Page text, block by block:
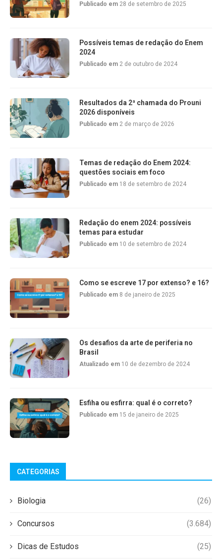
Publicado em 28 de setembro de 2025
Possíveis temas de redação do Enem
2024
Publicado em 2 de outubro de 2024
Resultados da 2ª chamada do Prouni
2026 disponíveis
Publicado em 2 de março de 2026
Temas de redação do Enem 2024:
questões sociais em foco
Publicado em 18 de setembro de 2024
Redação do enem 2024: possíveis
temas para estudar
Publicado em 10 de setembro de 2024
Como se escreve 17 por extenso? e 16?
Publicado em 8 de janeiro de 2025
Os desafios da arte de periferia no
Brasil
Atualizado em 10 de dezembro de 2024
Esfiha ou esfirra: qual é o correto?
Publicado em 15 de janeiro de 2025
CATEGORIAS
Biologia (26)
Concursos (3.684)
Dicas de Estudos (25)